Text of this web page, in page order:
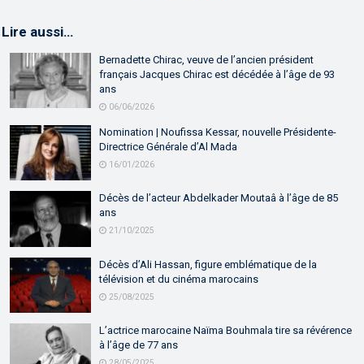
Lire aussi…
Bernadette Chirac, veuve de l’ancien président
français Jacques Chirac est décédée à l’âge de 93
ans
06/06/2026
Nomination | Noufissa Kessar, nouvelle Présidente-
Directrice Générale d’Al Mada
16/01/2026
Décès de l’acteur Abdelkader Moutaâ à l’âge de 85
ans
21/10/2025
Décès d’Ali Hassan, figure emblématique de la
télévision et du cinéma marocains
25/08/2025
L’actrice marocaine Naïma Bouhmala tire sa révérence
à l’âge de 77 ans